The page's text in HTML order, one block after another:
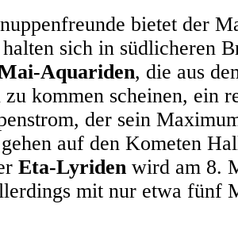
bietet der
halten sich in südlicheren
Aquariden, die aus
zu kommen scheinen, ein
der sein
auf den Kometen
Eta-Lyriden wird am 8.
mit nur etwa fünf